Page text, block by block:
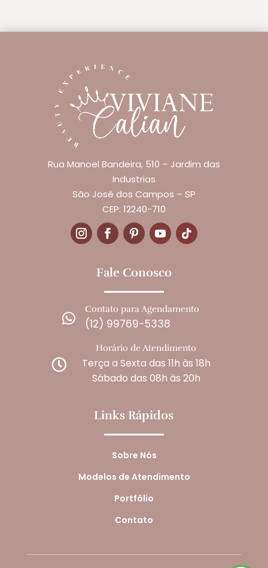
Rua Manoel Bandeira, 510 – Jardim das
Industrias
São José dos Campos – SP
CEP: 12240-710
Fale Conosco

Contato para Agendamento
(12) 99769-5338

Horário de Atendimento
Terça a Sexta das 11h às 18h
Sábado das 08h às 20h
Links Rápidos
Sobre Nós
Modelos de Atendimento
Portfólio
Contato